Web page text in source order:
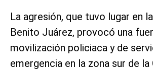
La agresión, que tuvo lugar en
Benito Juárez, provocó una
movilización policiaca y de
emergencia en la zona sur de la